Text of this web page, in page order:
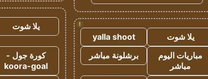
!
يلا شوت
yalla shoot
مباريات اليوم
مباشر
برشلونة مباشر
يلا شوت
كورة جول -
koora-goal